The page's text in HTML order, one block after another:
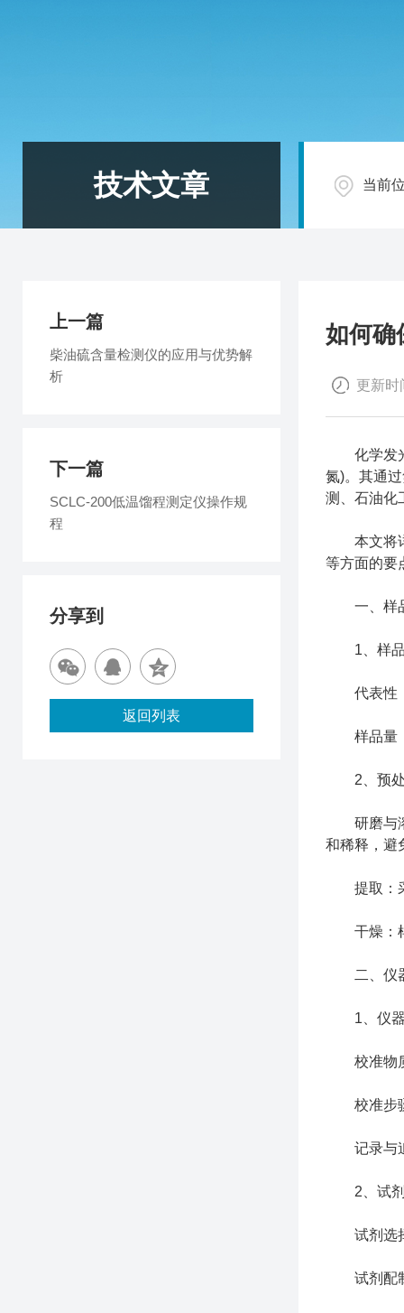
技术文章 当前
如何确
更新时
化学发光
氮)。其通
测、石油化
本文将详
等方面的要
一、样品
1、样品
代表性：
样品量：
2、预处
研磨与溶
和稀释，避
提取：采
干燥：样
二、仪
1、仪器
校准物质
校准步骤
记录与追
2、试剂
试剂选择
试剂配制
上一篇
柴油硫含量检测仪的应用与优势解
析
下一篇
SCLC-200低温馏程测定仪操作规
程
分享到
返回列表